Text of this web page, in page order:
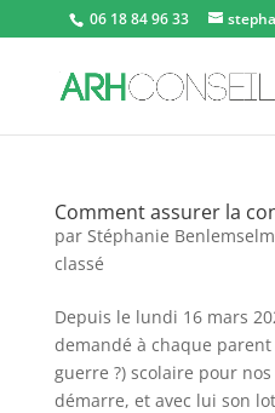
06 18 84 96 33
Comment assurer la
par Stéphanie
classé
Depuis le lundi 16 mars
demandé à chaque
guerre ?) scolaire pour
démarre, et avec lui son